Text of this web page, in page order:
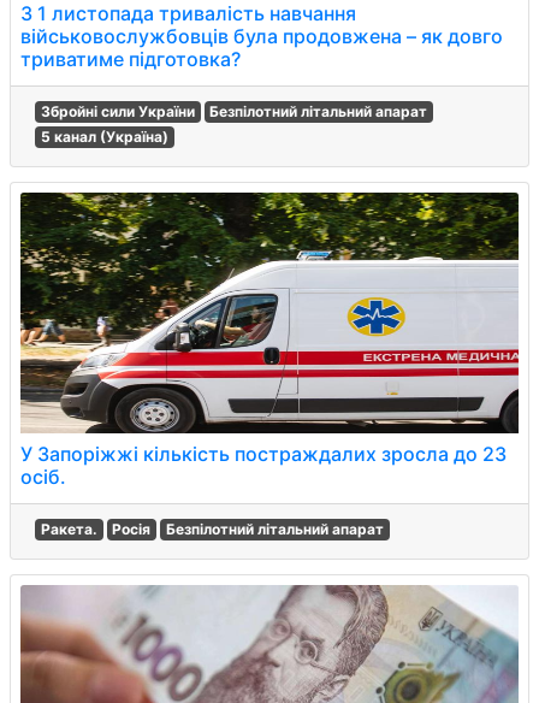
З 1 листопада тривалість навчання
військовослужбовців була продовжена – як довго
триватиме підготовка?
Збройні сили України
Безпілотний літальний апарат
5 канал (Україна)
У Запоріжжі кількість постраждалих зросла до 23
осіб.
Ракета. Росія Безпілотний літальний апарат